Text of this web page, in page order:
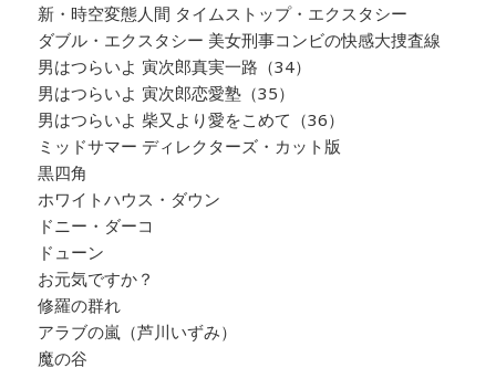
新・時空変態人間 タイムストップ・エクスタシー
ダブル・エクスタシー 美女刑事コンビの快感大捜査線
男はつらいよ 寅次郎真実一路（34）
男はつらいよ 寅次郎恋愛塾（35）
男はつらいよ 柴又より愛をこめて（36）
ミッドサマー ディレクターズ・カット版
黒四角
ホワイトハウス・ダウン
ドニー・ダーコ
ドューン
お元気ですか？
修羅の群れ
アラブの嵐（芦川いずみ）
魔の谷